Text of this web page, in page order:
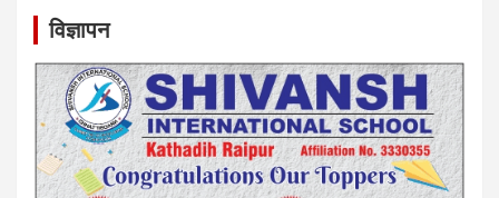
विज्ञापन